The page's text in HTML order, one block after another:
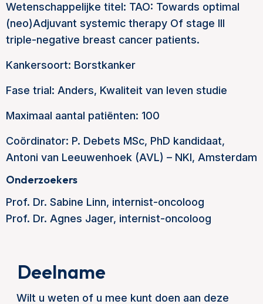
Wetenschappelijke titel: TAO: Towards optimal
(neo)Adjuvant systemic therapy Of stage III
triple-negative breast cancer patients.
Kankersoort: Borstkanker
Fase trial: Anders, Kwaliteit van leven studie
Maximaal aantal patiënten: 100
Coördinator: P. Debets MSc, PhD kandidaat,
Antoni van Leeuwenhoek (AVL) – NKI, Amsterdam
Onderzoekers
Prof. Dr. Sabine Linn, internist-oncoloog
Prof. Dr. Agnes Jager, internist-oncoloog
Deelname
Wilt u weten of u mee kunt doen aan deze